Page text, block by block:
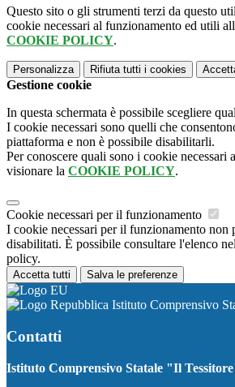
Questo sito o gli strumenti terzi da questo
cookie necessari al funzionamento ed utili
COOKIE POLICY.
Personalizza Rifiuta tutti i cookies
Gestione cookie
In questa schermata è possibile scegliere
I cookie necessari sono quelli che
piattaforma e non è possibile disabilitarli.
Per conoscere quali sono i cookie necessari
visionare la COOKIE POLICY.
Cookie necessari per il funzionamento
I cookie necessari per il funzionamento non
disabilitati. È possibile consultare l'elenco
policy.
Accetta tutti Salva le preferenze
Istituto Comprensivo
Contatti
Istituto Comprensivo Statale "Il